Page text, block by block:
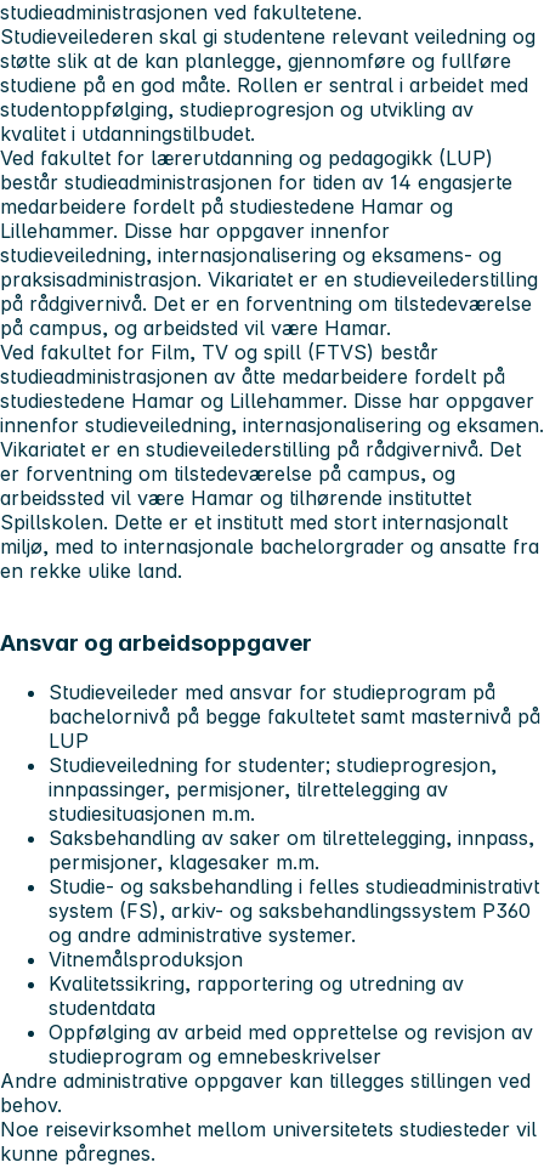
studieadministrasjonen ved fakultetene.
Studieveilederen skal gi studentene relevant veiledning og
støtte slik at de kan planlegge, gjennomføre og fullføre
studiene på en god måte. Rollen er sentral i arbeidet med
studentoppfølging, studieprogresjon og utvikling av
kvalitet i utdanningstilbudet.
Ved fakultet for lærerutdanning og pedagogikk (LUP)
består studieadministrasjonen for tiden av 14 engasjerte
medarbeidere fordelt på studiestedene Hamar og
Lillehammer. Disse har oppgaver innenfor
studieveiledning, internasjonalisering og eksamens- og
praksisadministrasjon. Vikariatet er en studieveilederstilling
på rådgivernivå. Det er en forventning om tilstedeværelse
på campus, og arbeidsted vil være Hamar.
Ved fakultet for Film, TV og spill (FTVS) består
studieadministrasjonen av åtte medarbeidere fordelt på
studiestedene Hamar og Lillehammer. Disse har oppgaver
innenfor studieveiledning, internasjonalisering og eksamen.
Vikariatet er en studieveilederstilling på rådgivernivå. Det
er forventning om tilstedeværelse på campus, og
arbeidssted vil være Hamar og tilhørende instituttet
Spillskolen. Dette er et institutt med stort internasjonalt
miljø, med to internasjonale bachelorgrader og ansatte fra
en rekke ulike land.
Ansvar og arbeidsoppgaver
Studieveileder med ansvar for studieprogram på
bachelornivå på begge fakultetet samt masternivå på
LUP
Studieveiledning for studenter; studieprogresjon,
innpassinger, permisjoner, tilrettelegging av
studiesituasjonen m.m.
Saksbehandling av saker om tilrettelegging, innpass,
permisjoner, klagesaker m.m.
Studie- og saksbehandling i felles studieadministrativt
system (FS), arkiv- og saksbehandlingssystem P360
og andre administrative systemer.
Vitnemålsproduksjon
Kvalitetssikring, rapportering og utredning av
studentdata
Oppfølging av arbeid med opprettelse og revisjon av
studieprogram og emnebeskrivelser
Andre administrative oppgaver kan tillegges stillingen ved
behov.
Noe reisevirksomhet mellom universitetets studiesteder vil
kunne påregnes.